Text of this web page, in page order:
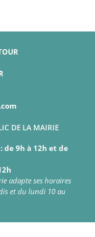
DE LA MAIRIE
9h à 12h et de
adapte ses horaires
et du lundi 10 au